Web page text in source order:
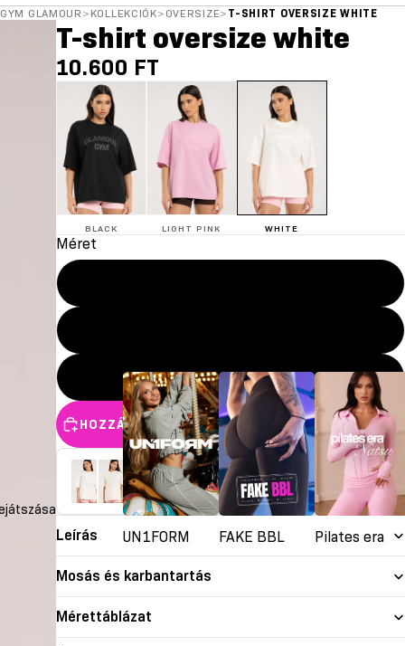
UN1FORM FAKE BBL Pilates era
GYM GLAMOUR > KOLLEKCIÓK> OVERSIZE> T-SHIRT OVERSIZE WHITE
T-shirt oversize white
10.600 FT
BLACK LIGHT PINK WHITE
Méret
L/XL
HOZZÁADÁS A KOSÁRHOZ
ÁLLÍTSD ÖSSZE A SZETTET
2 TERMÉK
Leírás
Mosás és karbantartás
Mérettáblázat